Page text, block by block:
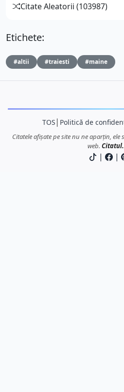
Citate Aleatorii (103987)
Etichete:
#altii #traiesti #maine
TOS Politică de
Citatele afișate pe site nu ne aparțin,
web.
| |